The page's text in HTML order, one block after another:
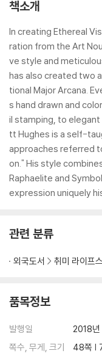
책소개
In creating Ethereal
ration from the Art
ve style and
has also created two
tional Major Arcana.
s hand drawn and
il stamping, to
tt Hughes is a self-
approaches referred
on." His style
Raphaelite and
expression uniquely
관련 분류
외국도서 취미 라이프
품목정보
발행일
2018년
쪽수, 무게, 크기
48쪽 |